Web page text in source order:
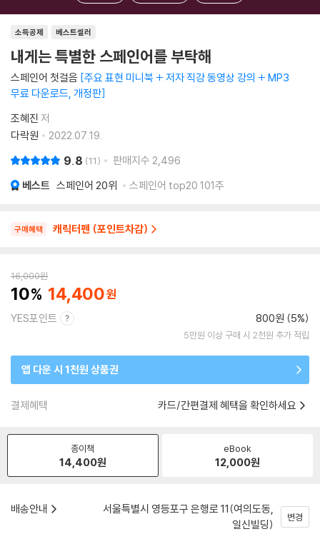
소득공제 베스트셀러
내게는 특별한 스페인어를 부탁해
스페인어 첫걸음 주요 표현 미니북 + 저자 직강 동영상 강의 + MP3
무료 다운로드, 개정판
조혜진 저
다락원
2022.07.19.
9.8 11 판매지수 2,496
베스트 스페인어 20위 스페인어 top20 101주
구매혜택 캐릭터펜 (포인트차감)
16,000원
10 14,400
YES포인트 800원 (5%)
5만원 이상 구매 시 2천원 추가 적립
앱 다운 시 1천원 상품권
결제혜택 카드/간편결제 혜택을 확인하세요
종이책
14,400원
eBook
12,000원
배송안내
서울특별시 영등포구 은행로 11(여의도동,
일신빌딩)
변경